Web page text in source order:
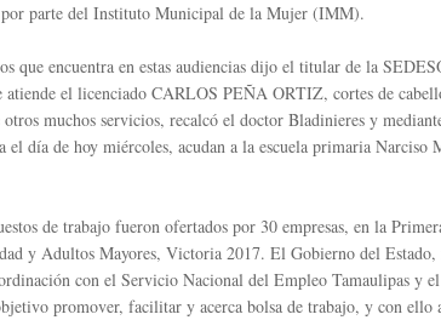
por parte del Instituto Municipal de la Mujer (IMM).
que encuentra en estas audiencias dijo el titular de la
el licenciado CARLOS PEÑA ORTIZ, cortes de
muchos servicios, recalcó el doctor Bladinieres y
el día de hoy miércoles, acudan a la escuela primaria Narciso
de trabajo fueron ofertados por 30 empresas, en la
y Adultos Mayores, Victoria 2017. El Gobierno del Estado,
con el Servicio Nacional del Empleo Tamaulipas y
promover, facilitar y acerca bolsa de trabajo, y con ello